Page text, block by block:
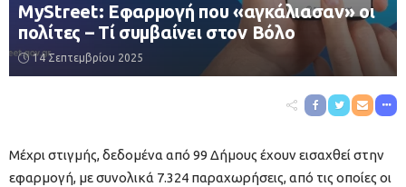
MyStreet: Εφαρμογή που «αγκάλιασαν» οι
πολίτες – Τί συμβαίνει στον Βόλο
14 Σεπτεμβρίου 2025
Μέχρι στιγμής, δεδομένα από 99 Δήμους έχουν εισαχθεί στην
εφαρμογή, με συνολικά 7.324 παραχωρήσεις, από τις οποίες οι